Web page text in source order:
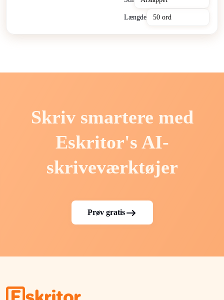
Længde
Skriv smartere med
Eskritor's AI-
skriveværktøjer
Prøv gratis